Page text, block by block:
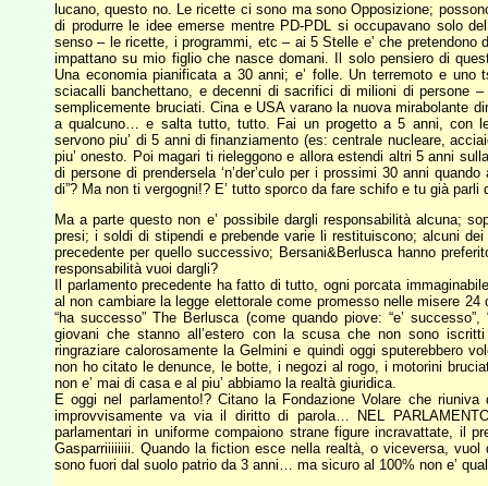
lucano, questo no. Le ricette ci sono ma sono Opposizione;
di produrre le idee emerse mentre PD-PDL si occupavano solo
senso – le ricette, i programmi, etc – ai 5 Stelle e’ che
impattano su mio figlio che nasce domani. Il solo pensiero di
Una economia pianificata a 30 anni; e’ folle. Un terremoto e
sciacalli banchettano, e decenni di sacrifici di milioni di persone –
semplicemente bruciati. Cina e USA varano la nuova mirabolante
a qualcuno… e salta tutto, tutto. Fai un progetto a 5 anni, con
servono piu’ di 5 anni di finanziamento (es: centrale nucleare,
piu’ onesto. Poi magari ti rieleggono e allora estendi altri 5 anni
di persone di prendersela ‘n’der’culo per i prossimi 30 anni
di”? Ma non ti vergogni!? E’ tutto sporco da fare schifo e tu già parli
Ma a parte questo non e’ possibile dargli responsabilità alcuna;
presi; i soldi di stipendi e prebende varie li restituiscono; alcuni
precedente per quello successivo; Bersani&Berlusca hanno
responsabilità vuoi dargli?
Il parlamento precedente ha fatto di tutto, ogni porcata
al non cambiare la legge elettorale come promesso nelle misere
“ha successo” The Berlusca (come quando piove: “e’
giovani che stanno all’estero con la scusa che non sono
ringraziare calorosamente la Gelmini e quindi oggi sputerebbero
non ho citato le denunce, le botte, i negozi al rogo, i motorini
non e’ mai di casa e al piu’ abbiamo la realtà giuridica.
E oggi nel parlamento!? Citano la Fondazione Volare che
improvvisamente va via il diritto di parola… NEL
parlamentari in uniforme compaiono strane figure incravattate, il
Gasparriiiiiiii. Quando la fiction esce nella realtà, o viceversa,
sono fuori dal suolo patrio da 3 anni… ma sicuro al 100% non e’